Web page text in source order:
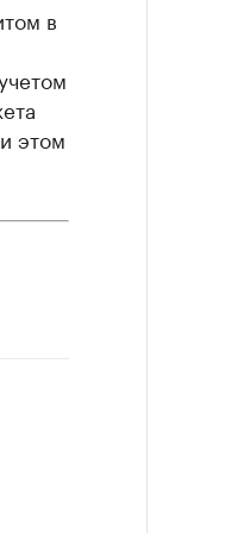
в
этом